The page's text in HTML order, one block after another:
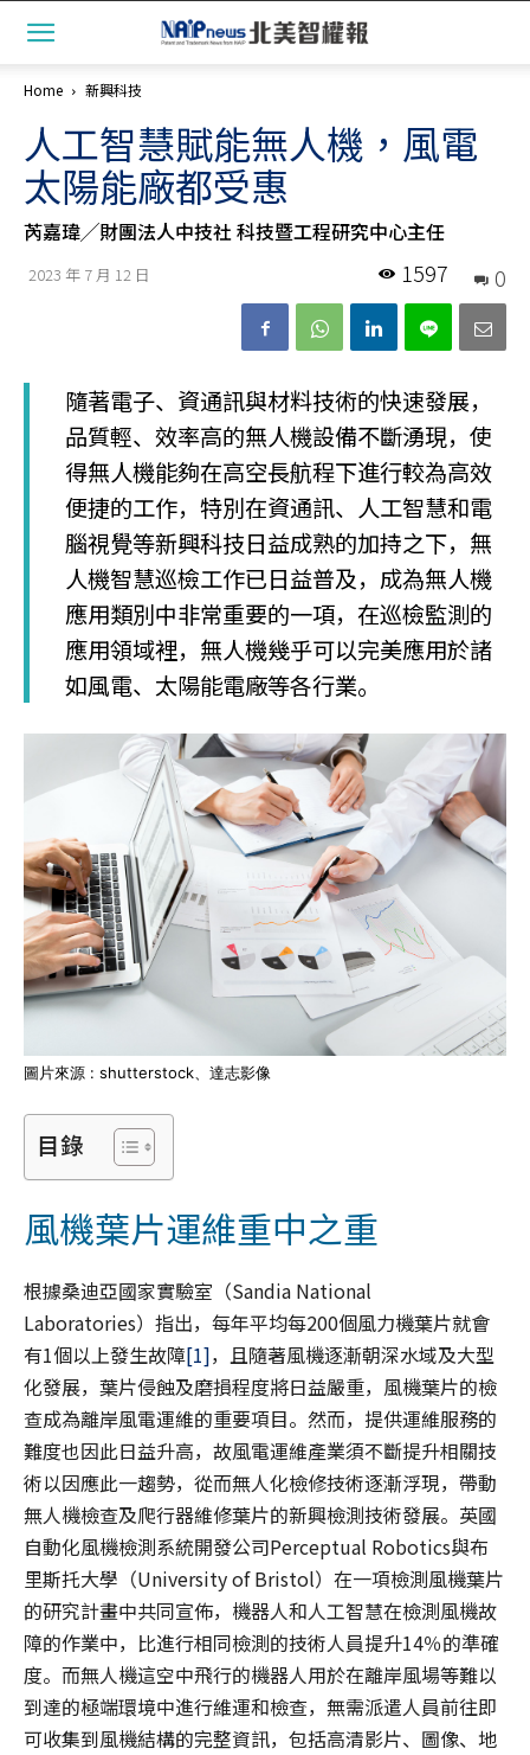
Home 新興科技
人工智慧賦能無人機，風電
太陽能廠都受惠
芮嘉瑋╱財團法人中技社 科技暨工程研究中心主任
2023 年 7 月 12 日 0
1597
隨著電子、資通訊與材料技術的快速發展，
品質輕、效率高的無人機設備不斷湧現，使
得無人機能夠在高空長航程下進行較為高效
便捷的工作，特別在資通訊、人工智慧和電
腦視覺等新興科技日益成熟的加持之下，無
人機智慧巡檢工作已日益普及，成為無人機
應用類別中非常重要的一項，在巡檢監測的
應用領域裡，無人機幾乎可以完美應用於諸
如風電、太陽能電廠等各行業。
圖片來源 : shutterstock、達志影像
目錄
風機葉片運維重中之重
根據桑迪亞國家實驗室（Sandia National
Laboratories）指出，每年平均每200個風力機葉片就會
有1個以上發生故障[1]，且隨著風機逐漸朝深水域及大型
化發展，葉片侵蝕及磨損程度將日益嚴重，風機葉片的檢
查成為離岸風電運維的重要項目。然而，提供運維服務的
難度也因此日益升高，故風電運維產業須不斷提升相關技
術以因應此一趨勢，從而無人化檢修技術逐漸浮現，帶動
無人機檢查及爬行器維修葉片的新興檢測技術發展。英國
自動化風機檢測系統開發公司Perceptual Robotics與布
里斯托大學（University of Bristol）在一項檢測風機葉片
的研究計畫中共同宣佈，機器人和人工智慧在檢測風機故
障的作業中，比進行相同檢測的技術人員提升14％的準確
度。而無人機這空中飛行的機器人用於在離岸風場等難以
到達的極端環境中進行維運和檢查，無需派遣人員前往即
可收集到風機結構的完整資訊，包括高清影片、圖像、地